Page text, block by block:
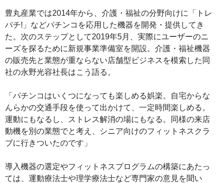
豊丸産業では2014年から、介護・福祉の分野向けに「トレ
パチ!」などパチンコを応用した機器を開発・提供してき
た。次のステップとして2019年5月、実際にユーザーのニ
ーズを探るために新規事業準備室を開設。介護・福祉機器
の販売先と業態が重ならない店舗型ビジネスを模索した同
社の永野光容社長はこう語る。
「パチンコはいくつになっても楽しめる娯楽。自宅からな
んらかの交通手段を使って出かけて、一定時間楽しめる。
運動にもなるし、ストレス解消の場にもなる。同様の来店
動機を別の業態でと考え、シニア向けのフィットネスクラ
ブに行きついたのです」
導入機器の選定やフィットネスプログラムの構築にあたっ
ては、運動療法士や理学療法士など専門家の意見を聞い